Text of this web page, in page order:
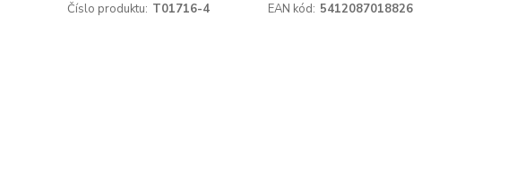
Číslo produktu: T01716-4 EAN kód: 5412087018826